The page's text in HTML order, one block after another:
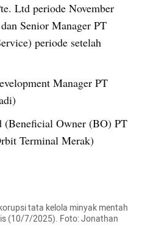
Ltd periode November
Senior Manager PT
periode setelah
Manager PT
(Beneficial Owner (BO) PT
Terminal Merak)
tata kelola minyak mentah
(10/7/2025). Foto: Jonathan